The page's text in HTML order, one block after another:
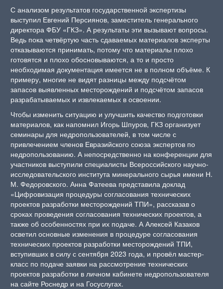
С анализом результатов государственной экспертизы
выступил Евгений Персиянов, заместитель генерального
директора ФБУ «ГКЗ». А результаты эти вызывают вопросы.
Ведь пока четвёртую часть сдаваемых материалов эксперты
отказываются принимать, потому что материалы плохо
готовятся и плохо обосновываются, а то и просто
необходимая документация имеется не в полном объёме. К
примеру, многие не видят разницы между подсчётом
запасов выявленных месторождений и подсчётом запасов
разрабатываемых и извлекаемых в освоении.
Чтобы изменить ситуацию и улучшить качество подготовки
материалов, как напомнил Игорь Шпуров, ГКЗ организует
семинары для недропользователей, в том числе с
привлечением членов Евразийского союза экспертов по
недропользованию. А непосредственно на конференции для
участников выступили специалисты Всероссийского научно-
исследовательского института минерального сырья имени Н.
М. Федоровского. Анна Фатеева представила доклад
«Цифровизация процедуры согласования технических
проектов разработки месторождений ТПИ», рассказав о
сроках проведения согласования технических проектов, а
также об особенностях при их подаче. А Алексей Казаков
осветил основные изменения в процедуре согласования
технических проектов разработки месторождений ТПИ,
вступивших в силу с сентября 2023 года, и провёл мастер-
класс по подаче заявки на рассмотрение технических
проектов разработки в личном кабинете недропользователя
на сайте Роснедр и на Госуслугах.